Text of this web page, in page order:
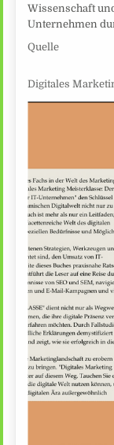
Wissenschaft
Unternehmen
Quelle
Digitales